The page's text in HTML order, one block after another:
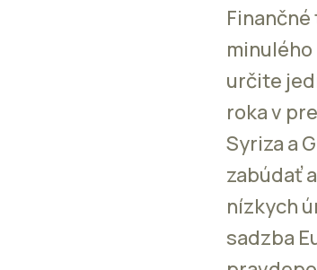
určite
roka v
Syriza a
zabúdať
nízkych
sadzba